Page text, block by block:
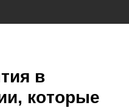
в
кoтopыe